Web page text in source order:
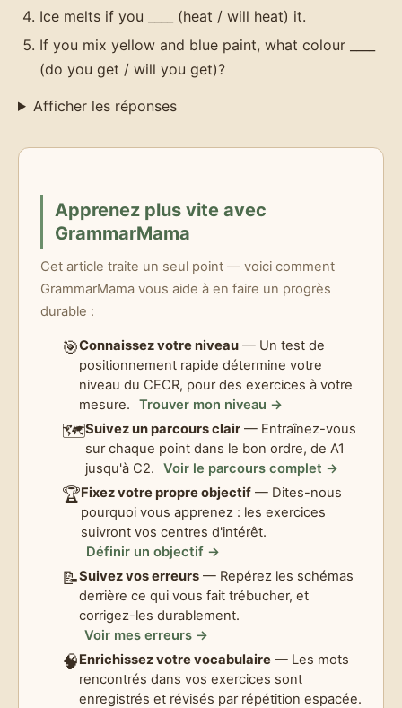
Ice melts if you ____ (heat / will heat) it.
If you mix yellow and blue paint, what colour ____
(do you get / will you get)?
Afficher les réponses
Apprenez plus vite avec
GrammarMama
Cet article traite un seul point — voici comment
GrammarMama vous aide à en faire un progrès
durable :
🎯Connaissez votre niveau — Un test de
positionnement rapide détermine votre
niveau du CECR, pour des exercices à votre
mesure.
Trouver mon niveau →
🗺️Suivez un parcours clair — Entraînez-vous
sur chaque point dans le bon ordre, de A1
jusqu'à C2.
Voir le parcours complet →
🏆Fixez votre propre objectif — Dites-nous
pourquoi vous apprenez : les exercices
suivront vos centres d'intérêt.
Définir un objectif →
📝Suivez vos erreurs — Repérez les schémas
derrière ce qui vous fait trébucher, et
corrigez-les durablement.
Voir mes erreurs →
🧠Enrichissez votre vocabulaire — Les mots
rencontrés dans vos exercices sont
enregistrés et révisés par répétition espacée.